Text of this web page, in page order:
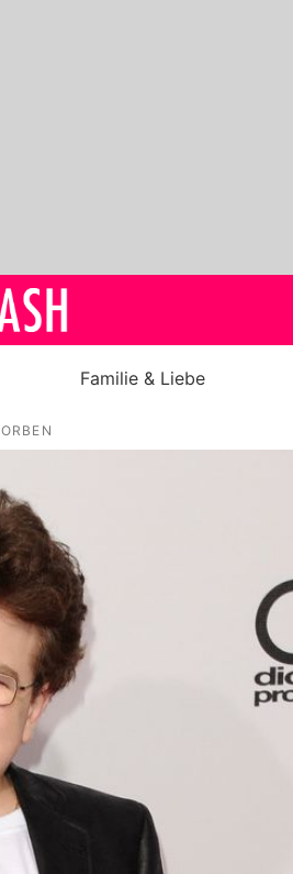
Familie & Liebe